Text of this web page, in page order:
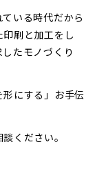
いる時代だから
刷と加工をし
たモノづくり
にする」お手伝
ください。